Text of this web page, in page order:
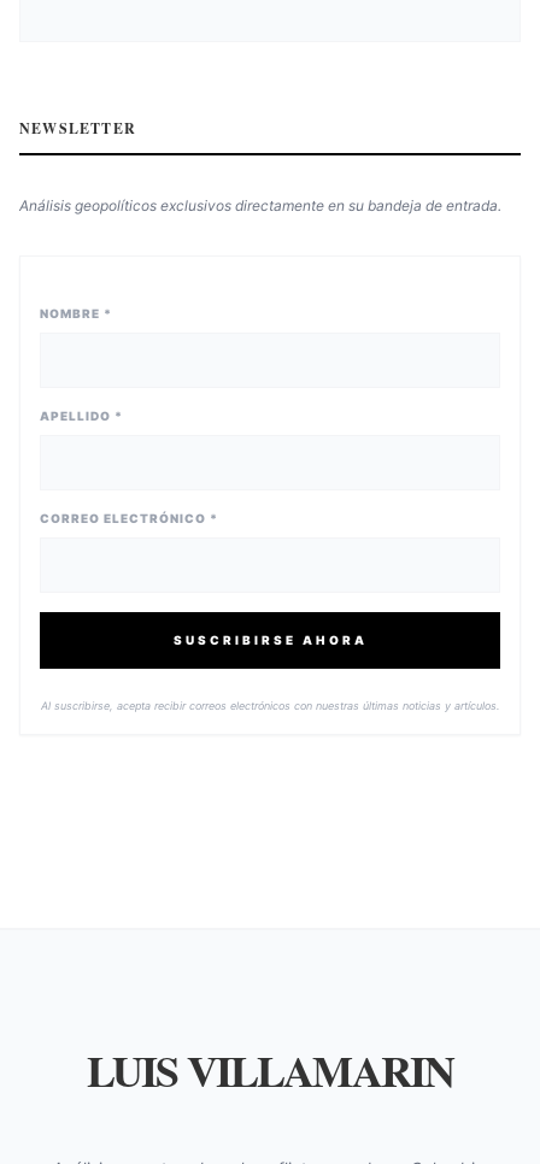
NEWSLETTER
Análisis geopolíticos exclusivos directamente en su bandeja de entrada.
NOMBRE *
APELLIDO *
CORREO ELECTRÓNICO *
SUSCRIBIRSE AHORA
Al suscribirse, acepta recibir correos electrónicos con nuestras últimas noticias y artículos.
LUIS VILLAMARIN